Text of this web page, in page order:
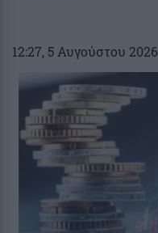
12:27, 5 Αυγούστου 2026